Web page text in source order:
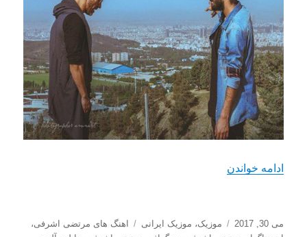
ادامه خواندن
ارسال
می 30, 2017 دسته‌ها
موزیک، موزیک ایرانی برچسب‌ها
اهنگ های مرتضی اشرفی،